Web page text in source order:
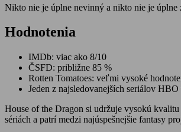
Nikto nie je úplne nevinný a nikto nie je úplne
Hodnotenia
IMDb: viac ako 8/10
ČSFD: približne 85 %
Rotten Tomatoes: veľmi vysoké
Jeden z najsledovanejších seriálov
House of the Dragon si udržuje vysokú
sériách a patrí medzi najúspešnejšie fantasy